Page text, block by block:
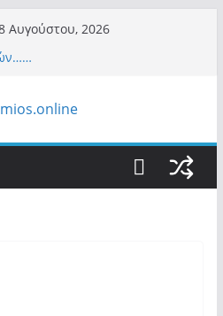
Αυγούστου, 2026
της Μ.Καρυστιανού και όχι
σύστημα εξουσίας»
ένοικοι του Μαξίμου σε
τσουνάμι σαρώνει την
(φωτο)